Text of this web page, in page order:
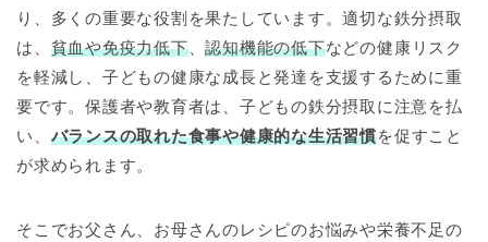
り、多くの重要な役割を果たしています。適切な鉄分摂取
は、 貧血や免疫力低下、認知機能の低下などの健康リスク
を軽減し、子どもの健康な成長と発達を支援するために重
要です。保護者や教育者は、子どもの鉄分摂取に注意を払
い、 バランスの取れた食事や健康的な生活習慣を促すこと
が求められます。
そこでお父さん、お母さんのレシピのお悩みや栄養不足の